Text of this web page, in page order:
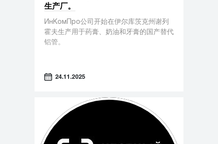
生产厂。
ИнКомПро公司开始在伊尔库茨克州谢列
霍夫生产用于药膏、奶油和牙膏的国产替代
铝管。
24.11.2025